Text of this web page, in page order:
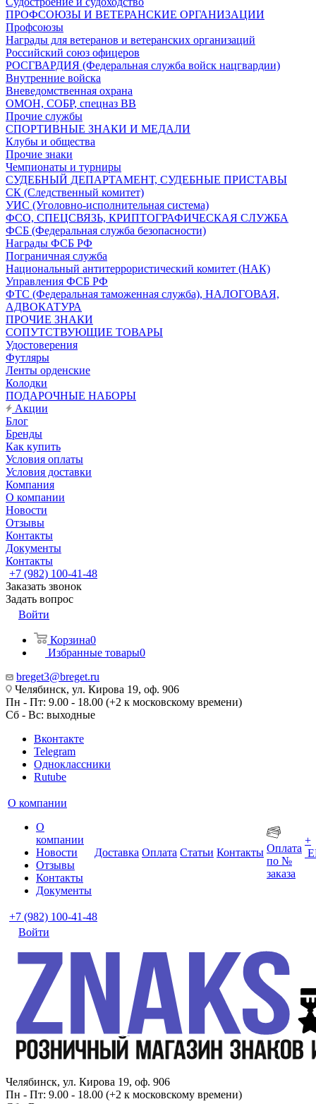
ПРОФСОЮЗЫ И ВЕТЕРАНСКИЕ ОРГАНИЗАЦИИ
Профсоюзы
Награды для ветеранов и ветеранских организаций
Российский союз офицеров
РОСГВАРДИЯ (Федеральная служба войск нацгвардии)
Внутренние войска
Вневедомственная охрана
ОМОН, СОБР, спецназ ВВ
Прочие службы
СПОРТИВНЫЕ ЗНАКИ И МЕДАЛИ
Клубы и общества
Прочие знаки
Чемпионаты и турниры
СУДЕБНЫЙ ДЕПАРТАМЕНТ, СУДЕБНЫЕ ПРИСТАВЫ
СК (Следственный комитет)
УИС (Уголовно-исполнительная система)
ФСО, СПЕЦСВЯЗЬ, КРИПТОГРАФИЧЕСКАЯ СЛУЖБА
ФСБ (Федеральная служба безопасности)
Награды ФСБ РФ
Пограничная служба
Национальный антитеррористический комитет (НАК)
Управления ФСБ РФ
ФТС (Федеральная таможенная служба), НАЛОГОВАЯ,
АДВОКАТУРА
ПРОЧИЕ ЗНАКИ
СОПУТСТВУЮЩИЕ ТОВАРЫ
Удостоверения
Футляры
Ленты орденские
Колодки
ПОДАРОЧНЫЕ НАБОРЫ
Акции
Блог
Бренды
Как купить
Условия оплаты
Условия доставки
Компания
О компании
Новости
Отзывы
Контакты
Документы
Контакты
+7 (982) 100-41-48
Заказать звонок
Задать вопрос
Войти
Корзина0
Избранные товары0
breget3@breget.ru
Челябинск, ул. Кирова 19, оф. 906
Пн - Пт: 9.00 - 18.00 (+2 к московскому времени)
Сб - Вс: выходные
Вконтакте
Telegram
Одноклассники
Rutube
О компании
О
компании
Новости
Отзывы
Контакты
Документы
Доставка Оплата Статьи Контакты Оплата
по №
заказа
+
+7 (982) 100-41-48
Войти
Челябинск, ул. Кирова 19, оф. 906
Пн - Пт: 9.00 - 18.00 (+2 к московскому времени)